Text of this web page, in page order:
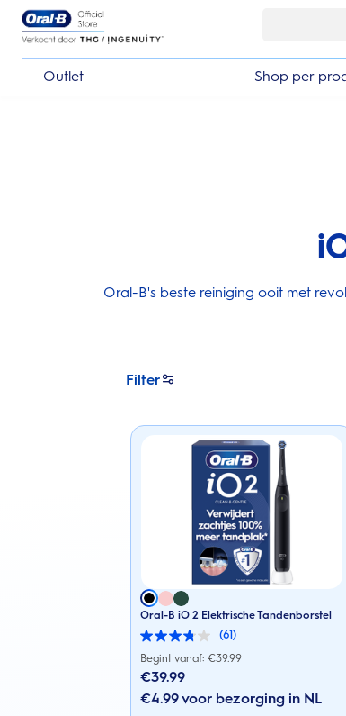
Outlet Shop per
Oral-B's beste reiniging ooit met
Filter
Oral-B iO 2 Elektrische Tandenborstel
(61)
3.8
van
5
sterren.
Begint vanaf: €39.99
€39.99
€4.99 voor bezorging in NL